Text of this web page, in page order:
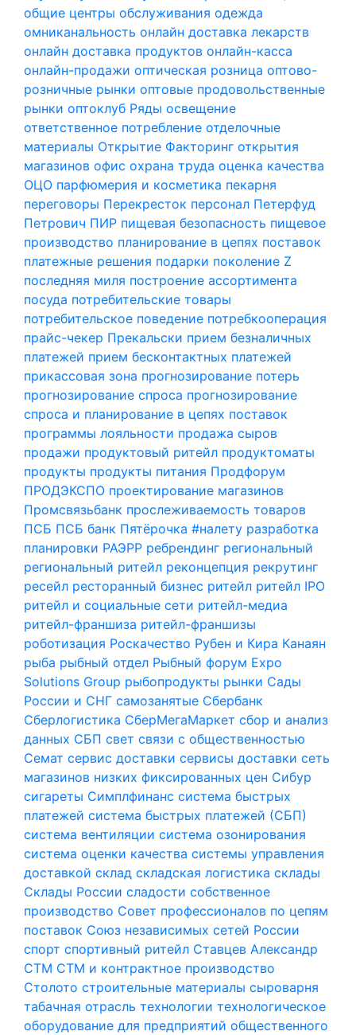
общие центры обслуживания одежда
омниканальность онлайн доставка лекарств
онлайн доставка продуктов онлайн-касса
онлайн-продажи оптическая розница оптово-
розничные рынки оптовые продовольственные
рынки оптоклуб Ряды освещение
ответственное потребление отделочные
материалы Открытие Факторинг открытия
магазинов офис охрана труда оценка качества
ОЦО парфюмерия и косметика пекарня
переговоры Перекресток персонал Петерфуд
Петрович ПИР пищевая безопасность пищевое
производство планирование в цепях поставок
платежные решения подарки поколение Z
последняя миля построение ассортимента
посуда потребительские товары
потребительское поведение потребкооперация
прайс-чекер Прекальски прием безналичных
платежей прием бесконтактных платежей
прикассовая зона прогнозирование потерь
прогнозирование спроса прогнозирование
спроса и планирование в цепях поставок
программы лояльности продажа сыров
продажи продуктовый ритейл продуктоматы
продукты продукты питания Продфорум
ПРОДЭКСПО проектирование магазинов
Промсвязьбанк прослеживаемость товаров
ПСБ ПСБ банк Пятёрочка #налету разработка
планировки РАЭРР ребрендинг региональный
региональный ритейл реконцепция рекрутинг
ресейл ресторанный бизнес ритейл ритейл IPO
ритейл и социальные сети ритейл-медиа
ритейл-франшиза ритейл-франшизы
роботизация Роскачество Рубен и Кира Канаян
рыба рыбный отдел Рыбный форум Expo
Solutions Group рыбопродукты рынки Сады
России и СНГ самозанятые Сбербанк
Сберлогистика СберМегаМаркет сбор и анализ
данных СБП свет связи с общественностью
Семат сервис доставки сервисы доставки сеть
магазинов низких фиксированных цен Сибур
сигареты Симплфинанс система быстрых
платежей система быстрых платежей (СБП)
система вентиляции система озонирования
система оценки качества системы управления
доставкой склад складская логистика склады
Склады России сладости собственное
производство Совет профессионалов по цепям
поставок Союз независимых сетей России
спорт спортивный ритейл Ставцев Александр
СТМ СТМ и контрактное производство
Столото строительные материалы сыроварня
табачная отрасль технологии технологическое
оборудование для предприятий общественного